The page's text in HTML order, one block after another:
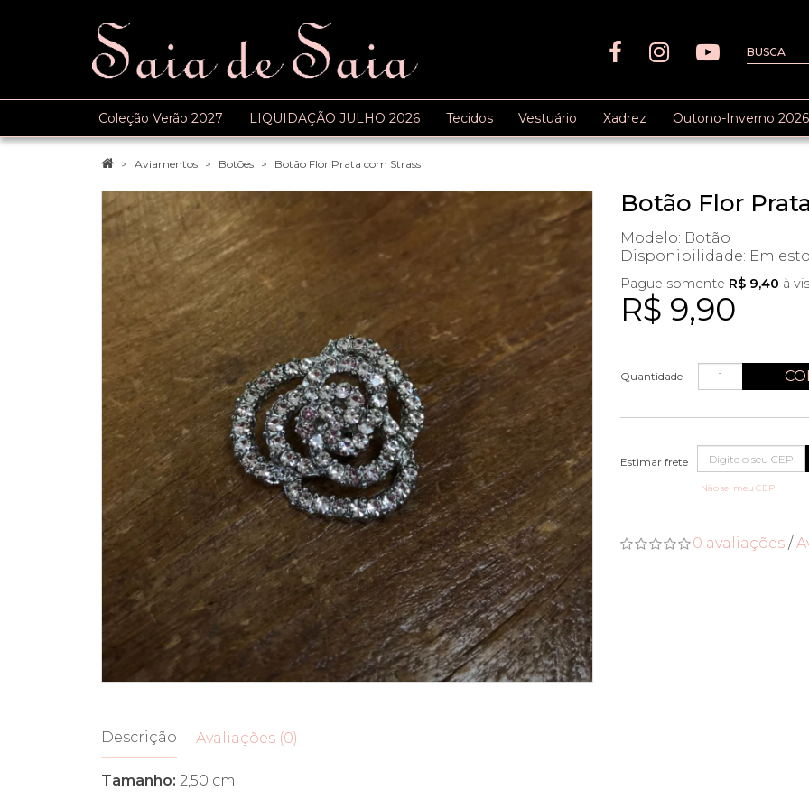
Coleção Verão 2027 LIQUIDAÇÃO JULHO 2026 Tecidos Vestuário Xadrez Outono-Inverno 2026
Aviamentos Botões Botão Flor Prata com Strass
Botão Flor
Modelo: Botão
Disponibilidade: Em
R$ 9,90
Pague somente R$ 9,40 à
Quantidade
Não sei meu CEP
0 avaliações /
Descrição Avaliações (0)
Tamanho: 2,50 cm